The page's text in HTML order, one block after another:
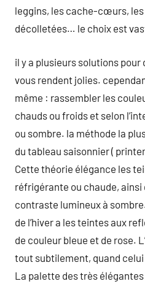
leggins, les cache-cœurs,
décolletées… le choix est
il y a plusieurs solutions
vous rendent jolies.
même : rassembler les
chauds ou froids et selon
ou sombre. la méthode la
du tableau saisonnier (
Cette théorie élégance les
réfrigérante ou chaude, ainsi
contraste lumineux à
de l’hiver a les teintes aux
de couleur bleue et de rose.
tout subtilement, quand celui
La palette des très élégantes